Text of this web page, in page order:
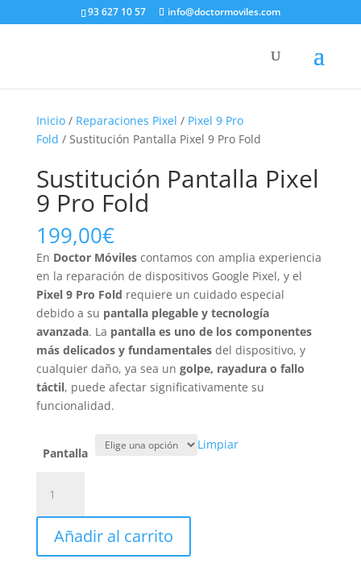
93 627 10 57 info@doctormoviles.com
Inicio/ Reparaciones Pixel / Pixel 9 Pro
Fold / Sustitución Pantalla Pixel 9 Pro Fold
Sustitución Pantalla Pixel
9 Pro Fold
199,00€
En Doctor Móvilescontamos con amplia experiencia
en la reparación de dispositivos Google Pixel, y el
Pixel 9 Pro Fold requiere un cuidado especial
debido a su pantalla plegable y tecnología
avanzada. La pantalla es uno de los componentes
más delicados y fundamentalesdel dispositivo, y
cualquier daño, ya sea un golpe, rayadura o fallo
táctil, puede afectar significativamente su
funcionalidad.
Pantalla
Limpiar
Pantalla
Pixel
Pro
Añadir al carrito